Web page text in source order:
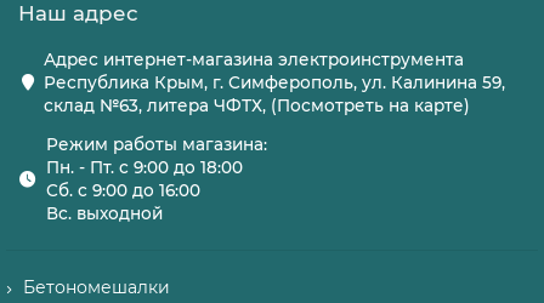
Наш адрес
Адрес интернет-магазина электроинструмента
Республика Крым, г. Симферополь, ул. Калинина 59,
склад №63, литера ЧФТХ, (Посмотреть на карте)
Режим работы магазина:
Пн. - Пт. с 9:00 до 18:00
Сб. с 9:00 до 16:00
Вс. выходной
Бетономешалки